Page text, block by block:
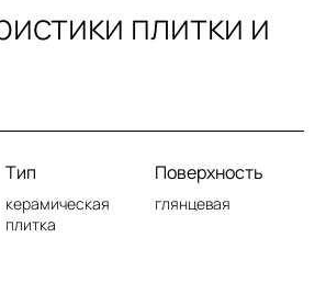
плитки и
Тип
керамическая
плитка
Поверхность
глянцевая